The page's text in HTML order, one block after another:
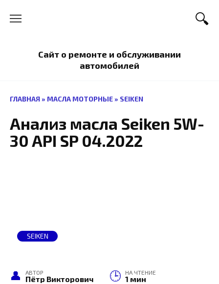
содержанию
Сайт о ремонте и обслуживании
автомобилей
ГЛАВНАЯ » МАСЛА МОТОРНЫЕ » SEIKEN
Анализ масла Seiken 5W-
30 API SP 04.2022
SEIKEN
АВТОР
Пётр Викторович
НА ЧТЕНИЕ
1 мин